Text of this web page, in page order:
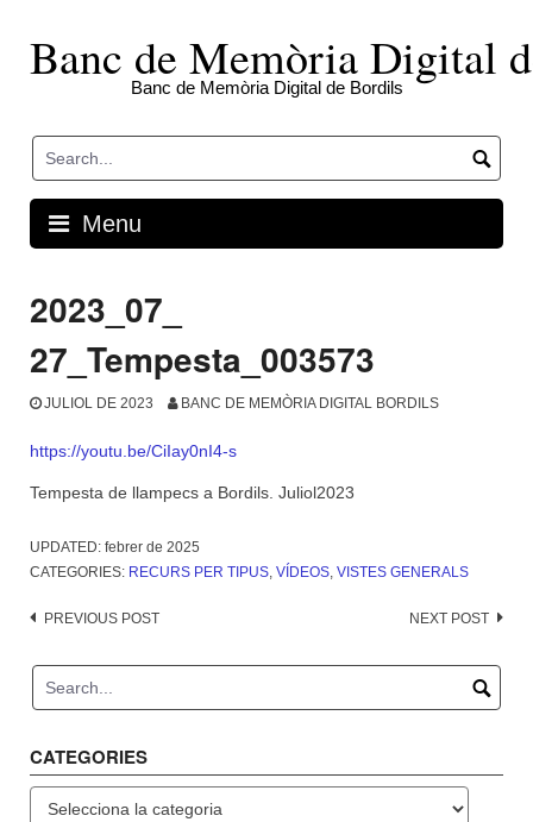
contentBanc de Memòria Digital
Banc de Memòria Digital de Bordils
Menu
2023_07_
27_Tempesta_003573
JULIOL DE 2023 BANC DE MEMÒRIA DIGITAL BORDILS
https://youtu.be/CiIay0nI4-s
Tempesta de llampecs a Bordils. Juliol2023
UPDATED: febrer de 2025
CATEGORIES: RECURS PER TIPUS, VÍDEOS, VISTES GENERALS
Post
PREVIOUS POST NEXT POST
CATEGORIES